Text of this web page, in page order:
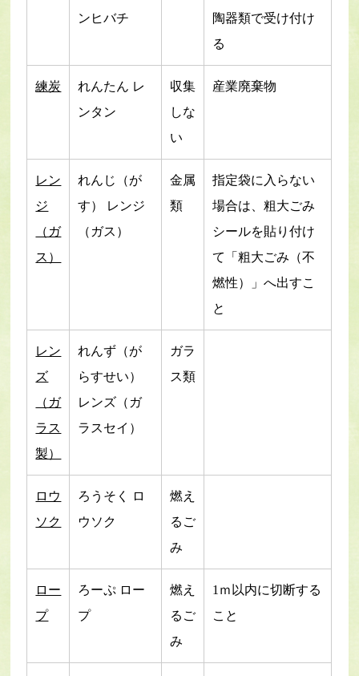
ンヒバチ
陶器類で受け付け
る
練炭
れんたん レ
ンタン
収集
しな
い
産業廃棄物
レン
ジ
（ガ
ス）
れんじ（が
す） レンジ
（ガス）
金属
類
指定袋に入らない
場合は、粗大ごみ
シールを貼り付け
て「粗大ごみ（不
燃性）」へ出すこ
と
レン
ズ
（ガ
ラス
製）
れんず（が
らすせい）
レンズ（ガ
ラスセイ）
ガラ
ス類
ロウ
ソク
ろうそく ロ
ウソク
燃え
るご
み
ロー
プ
ろーぷ ロー
プ
燃え
るご
み
1ｍ以内に切断する
こと